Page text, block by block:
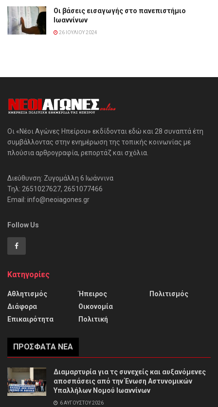
Οι βάσεις εισαγωγής στο πανεπιστήμιο
Ιωαννίνων
26 ΙΟΥΛΊΟΥ 2024
Οι «Νέοι Αγώνες Ηπείρου» εκδίδονται εδώ και 28 συναπτά έτη
συμβάλλοντας στην ενημέρωση της τοπικής κοινωνίας με
πλούσια αρθρογραφία, ρεπορτάζ και σχόλια.
Διεύθυνση: Ζυγομάλλη 6 Ιωάννινα
Τηλ: 2651027627, 2651077466
Email: info@neoiagones.gr
Follow Us
Κατηγορίες
Αθλητισμός
Διάφορα
Επικαιρότητα
Ήπειρος
Οικονομία
Πολιτική
Πολιτισμός
ΠΡΌΣΦΑΤΑ ΝΈΑ
Διαμαρτυρία για τς συνεχείς και αυξανόμενες
αποσπάσεις από την Ένωση Αστυνομικών
Υπαλλήλων Νομού Ιωαννίνων
6 ΑΥΓΟΎΣΤΟΥ 2026